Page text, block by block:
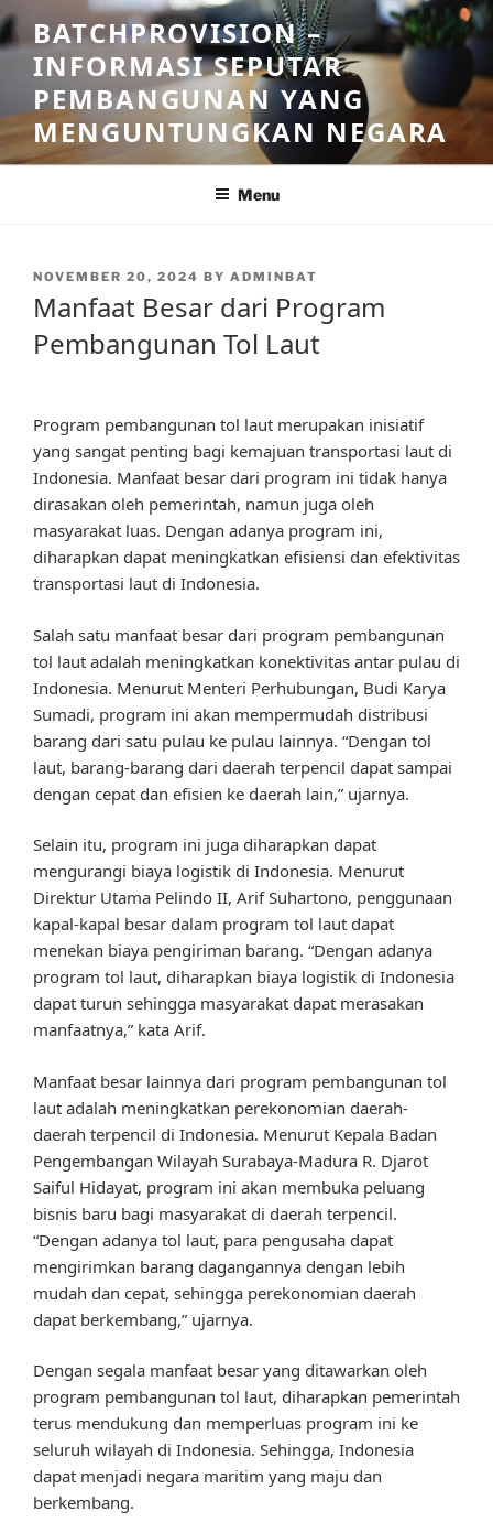
Skip
to
content
BATCHPROVISION –
INFORMASI SEPUTAR
PEMBANGUNAN YANG
MENGUNTUNGKAN NEGARA
Menu
POSTED
NOVEMBER 20, 2024 BY ADMINBAT
Manfaat Besar dari Program
Pembangunan Tol Laut
Program pembangunan tol laut merupakan inisiatif
yang sangat penting bagi kemajuan transportasi laut di
Indonesia. Manfaat besar dari program ini tidak hanya
dirasakan oleh pemerintah, namun juga oleh
masyarakat luas. Dengan adanya program ini,
diharapkan dapat meningkatkan efisiensi dan efektivitas
transportasi laut di Indonesia.
Salah satu manfaat besar dari program pembangunan
tol laut adalah meningkatkan konektivitas antar pulau di
Indonesia. Menurut Menteri Perhubungan, Budi Karya
Sumadi, program ini akan mempermudah distribusi
barang dari satu pulau ke pulau lainnya. “Dengan tol
laut, barang-barang dari daerah terpencil dapat sampai
dengan cepat dan efisien ke daerah lain,” ujarnya.
Selain itu, program ini juga diharapkan dapat
mengurangi biaya logistik di Indonesia. Menurut
Direktur Utama Pelindo II, Arif Suhartono, penggunaan
kapal-kapal besar dalam program tol laut dapat
menekan biaya pengiriman barang. “Dengan adanya
program tol laut, diharapkan biaya logistik di Indonesia
dapat turun sehingga masyarakat dapat merasakan
manfaatnya,” kata Arif.
Manfaat besar lainnya dari program pembangunan tol
laut adalah meningkatkan perekonomian daerah-
daerah terpencil di Indonesia. Menurut Kepala Badan
Pengembangan Wilayah Surabaya-Madura R. Djarot
Saiful Hidayat, program ini akan membuka peluang
bisnis baru bagi masyarakat di daerah terpencil.
“Dengan adanya tol laut, para pengusaha dapat
mengirimkan barang dagangannya dengan lebih
mudah dan cepat, sehingga perekonomian daerah
dapat berkembang,” ujarnya.
Dengan segala manfaat besar yang ditawarkan oleh
program pembangunan tol laut, diharapkan pemerintah
terus mendukung dan memperluas program ini ke
seluruh wilayah di Indonesia. Sehingga, Indonesia
dapat menjadi negara maritim yang maju dan
berkembang.